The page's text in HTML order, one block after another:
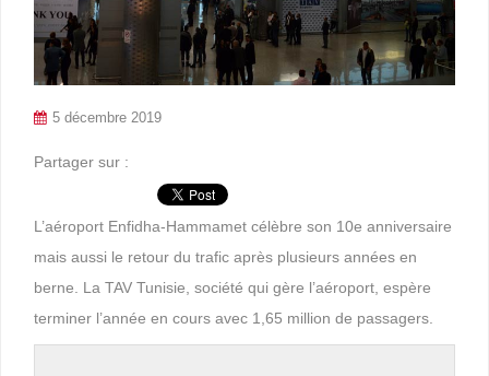
5 décembre 2019
Partager sur :
L’aéroport Enfidha-Hammamet célèbre son 10e anniversaire
mais aussi le retour du trafic après plusieurs années en
berne. La TAV Tunisie, société qui gère l’aéroport, espère
terminer l’année en cours avec 1,65 million de passagers.